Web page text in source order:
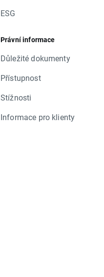
ESG
Právní informace
Důležité dokumenty
Přístupnost
Stížnosti
Informace pro klienty